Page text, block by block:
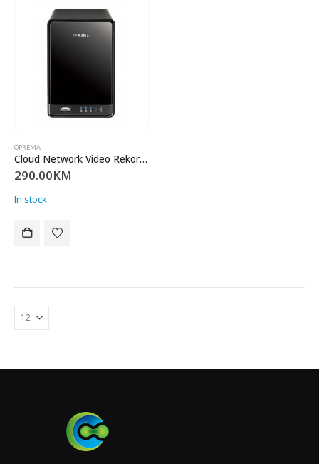
OPREMA
Cloud Network Video Rekorder CCTV DLK-322L
290.00KM
In stock